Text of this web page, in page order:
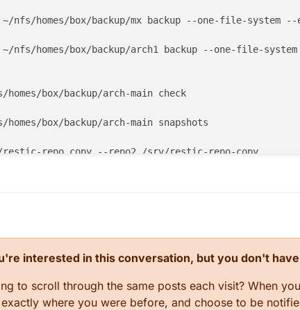
homes/box/backup/mx backup --one-file-system --
nfs/homes/box/backup/arch1 backup --one-file-
box/backup/arch-main check
box/backup/arch-main snapshots
repo copy --repo2 /srv/restic-repo-copy
repo restore 79766175 --target /tmp/restore-
file to pipe
repo dump 098db9d5 production.sql | mysql
interested in this conversation, but you don't
to scroll through the same posts each visit? When
where you were before, and choose to be